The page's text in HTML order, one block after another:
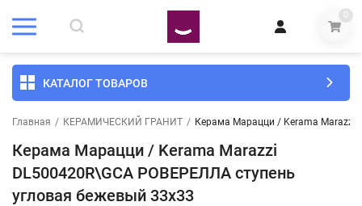
0
КАТАЛОГ ТОВАРОВ
Главная / КЕРАМИЧЕСКИЙ ГРАНИТ / Керама Марацци / Kerama Marazzi
Керама Марацци / Kerama Marazzi
DL500420R\GCA РОВЕРЕЛЛА ступень
угловая бежевый 33x33